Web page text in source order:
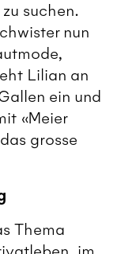
suchen.
nun
Lilian an
ein und
«Meier
grosse
Thema